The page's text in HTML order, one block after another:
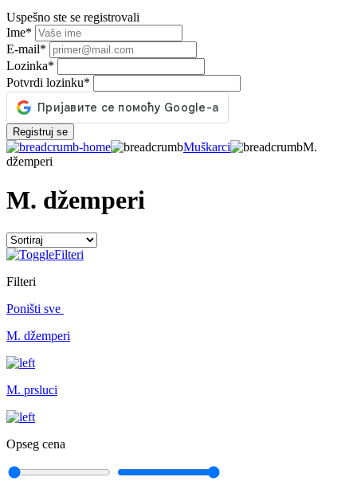
Uspešno ste se registrovali
Ime*
E-mail*
Lozinka*
Potvrdi lozinku*
Registruj se
Muškarci
M.
džemperi
M. džemperi
Filteri
Filteri
Poništi sve
M. džemperi
M. prsluci
Opseg cena